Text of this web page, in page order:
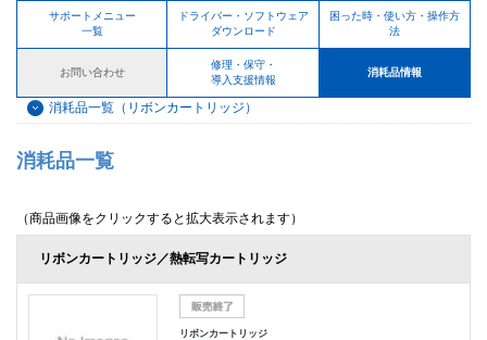
サポートメニュー
一覧
ドライバー・ソフトウェア
ダウンロード
困った時・使い方・操作方
法
お問い合わせ
修理・保守・
導入支援情報
消耗品情報
消耗品一覧（リボンカートリッジ）
消耗品一覧
（商品画像をクリックすると拡大表示されます）
リボンカートリッジ／熱転写カートリッジ
リボンカートリッジ